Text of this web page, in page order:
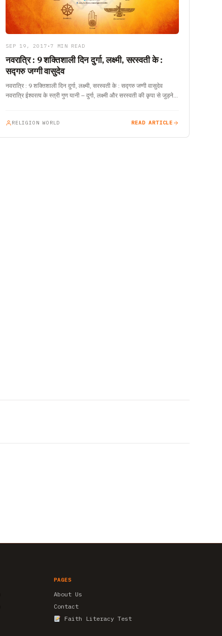
SEP 19, 2017 • 7 MIN READ
नवरात्रि : 9 शक्तिशाली दिन दुर्गा, लक्ष्मी, सरस्वती के :
सद्गरु जग्गी वासुदेव
नवरात्रि : 9 शक्तिशाली दिन दुर्गा, लक्ष्मी, सरस्वती के : सद्गरु जग्गी वासुदेव
नवरात्रि ईश्वरत्व के स्त्री गुण यानी – दुर्गा, लक्ष्मी और सरस्वती की कृपा से जुड़ने…
RELIGION WORLD READ ARTICLE
PAGES
About Us
Contact
Faith Literacy Test